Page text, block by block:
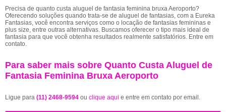
Precisa de quanto custa aluguel de fantasia feminina bruxa Aeroporto?
Oferecendo soluções quando trata-se de aluguel de fantasias, com a Eureka
Fantasias, você encontra serviços como o locação de fantasias femininas e
plus size, entre outras alternativas. Buscamos oferecer o tipo mais ideal de
fantasia para que você obtenha resultados realmente satisfatórios. Entre em
contato.
Para saber mais sobre Quanto Custa Aluguel de
Fantasia Feminina Bruxa Aeroporto
Ligue para (11) 2468-9594 ou clique aqui e entre em contato por email.